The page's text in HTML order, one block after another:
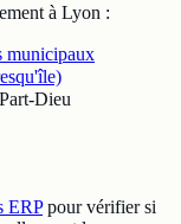
à Lyon :
municipaux
Dieu
ERPpour vérifier si